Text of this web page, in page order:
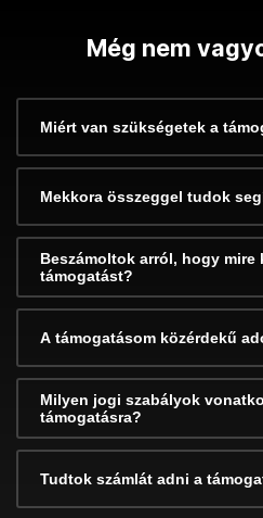
Még nem
Miért van szükségetek a
Mekkora összeggel tudok
Beszámoltok arról, hogy mire
támogatást?
A támogatásom közérdekű
Milyen jogi szabályok
támogatásra?
Tudtok számlát adni a